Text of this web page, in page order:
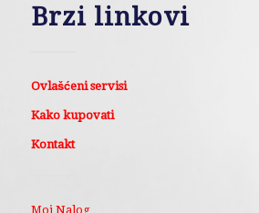
Brzi linkovi
Ovlašćeni servisi
Kako kupovati
Kontakt
Moj Nalog